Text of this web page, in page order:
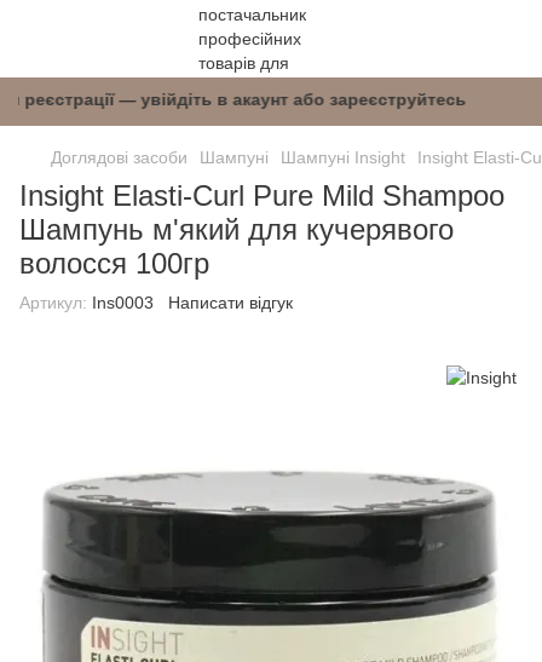
реєстрації — увійдіть в акаунт або
Доглядові засоби Шампуні Шампуні Insight Insight Elasti-
Insight Elasti-Curl Pure Mild Shampoo
Шампунь м'який для кучерявого
волосся 100гр
Артикул: Ins0003 Написати відгук